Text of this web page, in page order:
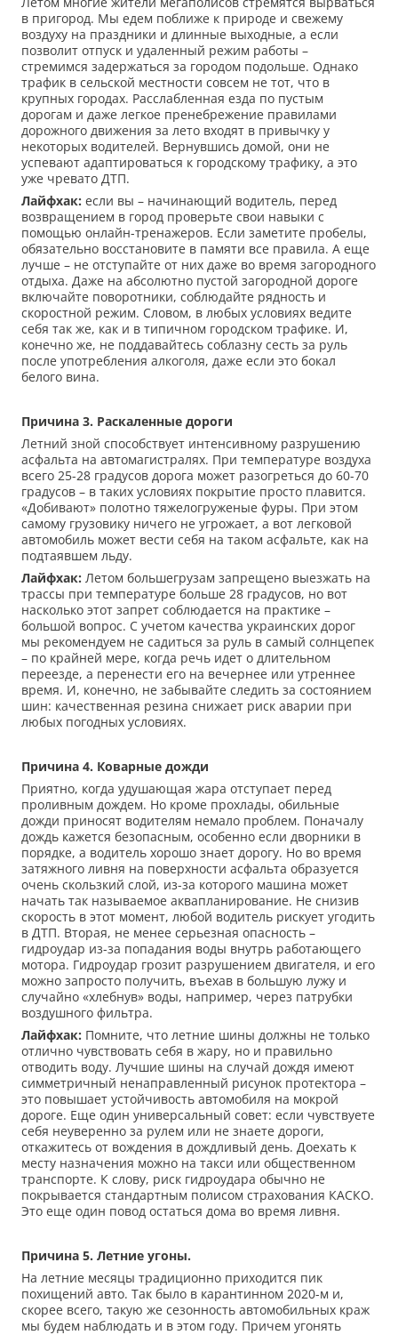
в пригород. Мы едем поближе к природе и свежему
воздуху на праздники и длинные выходные, а если
позволит отпуск и удаленный режим работы –
стремимся задержаться за городом подольше. Однако
трафик в сельской местности совсем не тот, что в
крупных городах. Расслабленная езда по пустым
дорогам и даже легкое пренебрежение правилами
дорожного движения за лето входят в привычку у
некоторых водителей. Вернувшись домой, они не
успевают адаптироваться к городскому трафику, а это
уже чревато ДТП.
Лайфхак: если вы – начинающий водитель, перед
возвращением в город проверьте свои навыки с
помощью онлайн-тренажеров. Если заметите пробелы,
обязательно восстановите в памяти все правила. А еще
лучше – не отступайте от них даже во время загородного
отдыха. Даже на абсолютно пустой загородной дороге
включайте поворотники, соблюдайте рядность и
скоростной режим. Словом, в любых условиях ведите
себя так же, как и в типичном городском трафике. И,
конечно же, не поддавайтесь соблазну сесть за руль
после употребления алкоголя, даже если это бокал
белого вина.
Причина 3. Раскаленные дороги
Летний зной способствует интенсивному разрушению
асфальта на автомагистралях. При температуре воздуха
всего 25-28 градусов дорога может разогреться до 60-70
градусов – в таких условиях покрытие просто плавится.
«Добивают» полотно тяжелогруженые фуры. При этом
самому грузовику ничего не угрожает, а вот легковой
автомобиль может вести себя на таком асфальте, как на
подтаявшем льду.
Лайфхак: Летом большегрузам запрещено выезжать на
трассы при температуре больше 28 градусов, но вот
насколько этот запрет соблюдается на практике –
большой вопрос. С учетом качества украинских дорог
мы рекомендуем не садиться за руль в самый солнцепек
– по крайней мере, когда речь идет о длительном
переезде, а перенести его на вечернее или утреннее
время. И, конечно, не забывайте следить за состоянием
шин: качественная резина снижает риск аварии при
любых погодных условиях.
Причина 4. Коварные дожди
Приятно, когда удушающая жара отступает перед
проливным дождем. Но кроме прохлады, обильные
дожди приносят водителям немало проблем. Поначалу
дождь кажется безопасным, особенно если дворники в
порядке, а водитель хорошо знает дорогу. Но во время
затяжного ливня на поверхности асфальта образуется
очень скользкий слой, из-за которого машина может
начать так называемое аквапланирование. Не снизив
скорость в этот момент, любой водитель рискует угодить
в ДТП. Вторая, не менее серьезная опасность –
гидроудар из-за попадания воды внутрь работающего
мотора. Гидроудар грозит разрушением двигателя, и его
можно запросто получить, въехав в большую лужу и
случайно «хлебнув» воды, например, через патрубки
воздушного фильтра.
Лайфхак: Помните, что летние шины должны не только
отлично чувствовать себя в жару, но и правильно
отводить воду. Лучшие шины на случай дождя имеют
симметричный ненаправленный рисунок протектора –
это повышает устойчивость автомобиля на мокрой
дороге. Еще один универсальный совет: если чувствуете
себя неуверенно за рулем или не знаете дороги,
откажитесь от вождения в дождливый день. Доехать к
месту назначения можно на такси или общественном
транспорте. К слову, риск гидроудара обычно не
покрывается стандартным полисом страхования КАСКО.
Это еще один повод остаться дома во время ливня.
Причина 5. Летние угоны.
На летние месяцы традиционно приходится пик
похищений авто. Так было в карантинном 2020-м и,
скорее всего, такую же сезонность автомобильных краж
мы будем наблюдать и в этом году. Причем угонять